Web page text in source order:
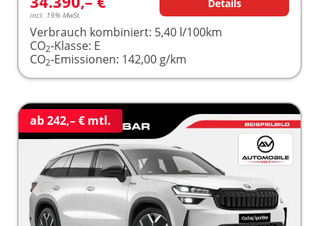
incl. 19% MwSt.
Details
Verbrauch kombiniert: 5,40 l/100km
CO2-Klasse: E
CO2-Emissionen: 142,00 g/km
ab 242,– € mtl.